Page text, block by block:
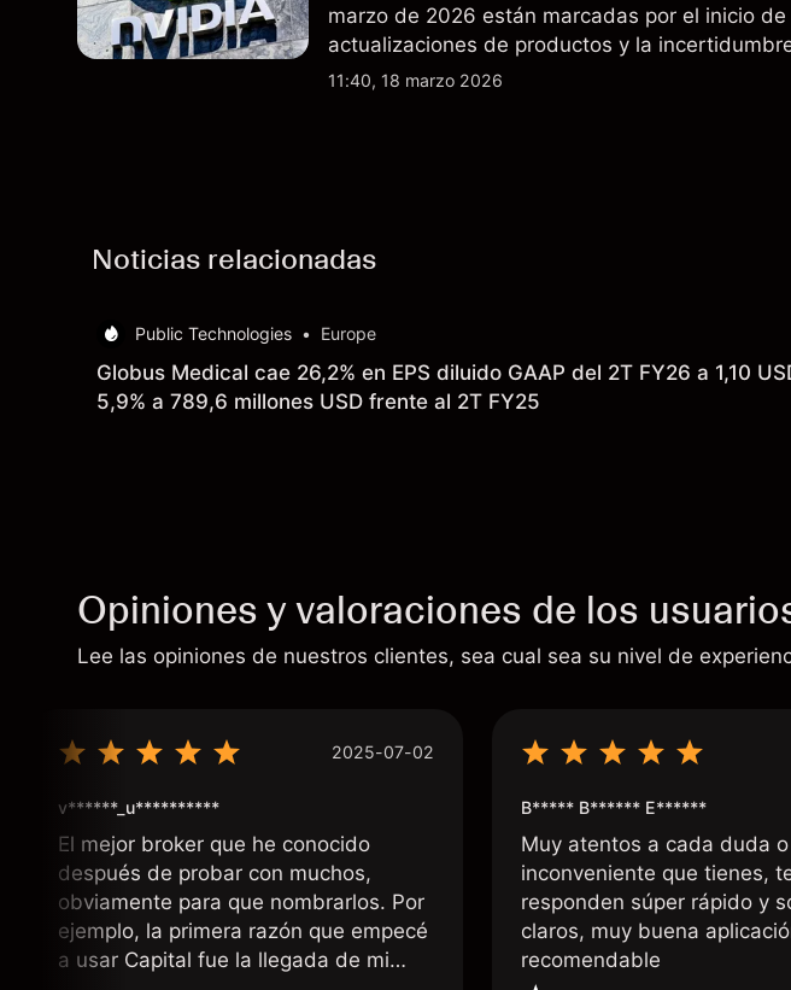
marzo de 2026 están marcadas por el inicio de
actualizaciones de productos y la
exportaciones del H200 a China. El rendimiento
11:40, 18 marzo 2026
Noticias relacionadas
Public Technologies • Europe
Globus Medical cae 26,2% en EPS diluido GAAP del 2T FY26 a 1,10
5,9% a 789,6 millones USD frente al 2T FY25
Opiniones y valoraciones de los
Lee las opiniones de nuestros clientes, sea cual sea su nivel de
2025-07-02
v******_u**********
El mejor broker que he conocido
después de probar con muchos,
obviamente para que nombrarlos. Por
ejemplo, la primera razón que empecé
a usar Capital fue la llegada de mi
B***** B****** E******
Muy atentos a cada duda o
inconveniente que tienes,
responden súper rápido y
claros, muy buena
recomendable